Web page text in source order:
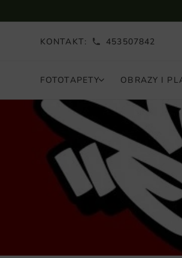
KONTAKT: 453507842
FOTOTAPETY OBRAZY I